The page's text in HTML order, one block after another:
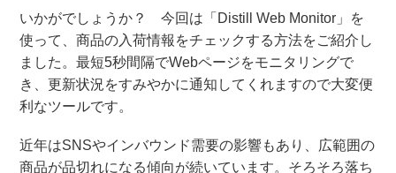
いかがでしょうか？ 今回は「Distill Web Monitor」を
使って、商品の入荷情報をチェックする方法をご紹介し
ました。最短5秒間隔でWebページをモニタリングで
き、更新状況をすみやかに通知してくれますので大変便
利なツールです。
近年はSNSやインバウンド需要の影響もあり、広範囲の
商品が品切れになる傾向が続いています。そろそろ落ち